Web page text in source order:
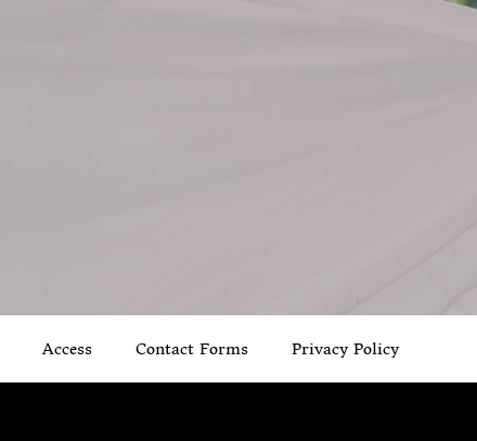
Access Contact Forms Privacy Policy